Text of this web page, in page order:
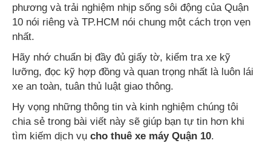
phương và trải nghiệm nhịp sống sôi động của Quận
10 nói riêng và TP.HCM nói chung một cách trọn vẹn
nhất.
Hãy nhớ chuẩn bị đầy đủ giấy tờ, kiểm tra xe kỹ
lưỡng, đọc kỹ hợp đồng và quan trọng nhất là luôn lái
xe an toàn, tuân thủ luật giao thông.
Hy vọng những thông tin và kinh nghiệm chúng tôi
chia sẻ trong bài viết này sẽ giúp bạn tự tin hơn khi
tìm kiếm dịch vụ cho thuê xe máy Quận 10.